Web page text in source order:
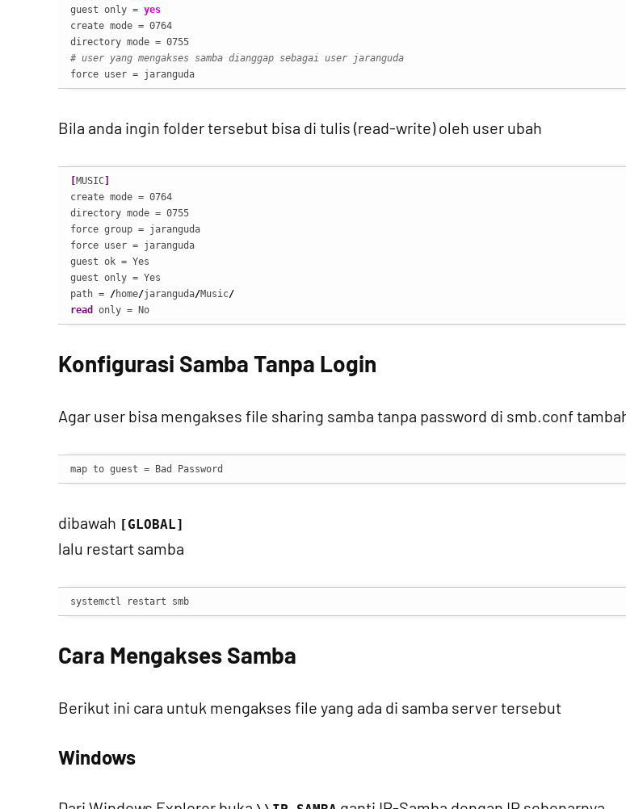
guest only = yes
create mode = 0764
# user yang mengakses samba dianggap sebagai user jaranguda
force user = jaranguda
Bila anda ingin folder tersebut bisa di tulis (read-write) oleh user ubah
MUSIC
create mode = 0764
directory mode = 0755
force group = jaranguda
force user = jaranguda
guest ok = Yes
guest only = Yes
path = /home/jaranguda/Music/
read
only = No
Konfigurasi Samba Tanpa Login
Agar user bisa mengakses file sharing samba tanpa password di smb.conf
map to guest = Bad Password
dibawah [GLOBAL]
lalu restart samba
systemctl restart smb
Cara Mengakses Samba
Berikut ini cara untuk mengakses file yang ada di samba server tersebut
Windows